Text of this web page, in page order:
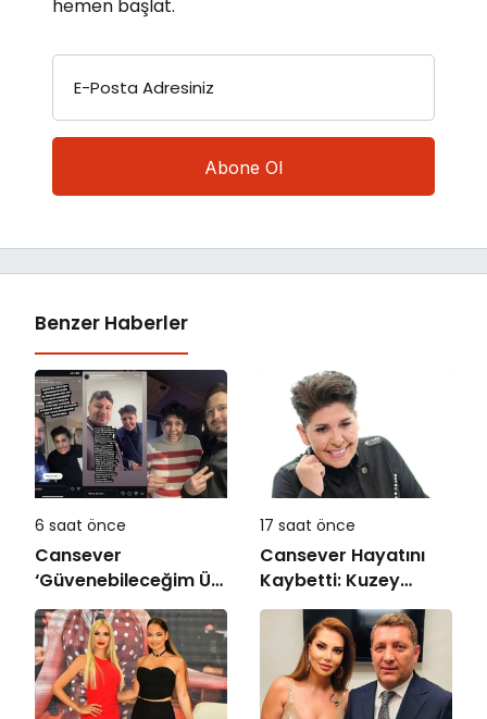
hemen başlat.
E-Posta Adresiniz
Benzer Haberler
6 saat önce
Cansever
‘Güvenebileceğim Üç
İnsandan Biri’
Demişti: Mahmut
Görgen’den
Cansever’e Duygusal
Veda
17 saat önce
Cansever Hayatını
Kaybetti: Kuzey
Makedonya’da
Toprağa Verilecek